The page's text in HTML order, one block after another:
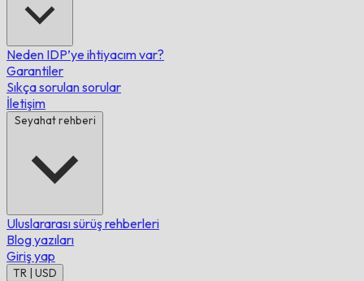
Neden IDP’ye ihtiyacım var?
Garantiler
Sıkça sorulan sorular
İletişim
Seyahat rehberi
Uluslararası sürüş rehberleri
Blog yazıları
Giriş yap
TR | USD